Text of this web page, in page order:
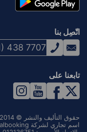
اتّصِل بنا
438 7707
تابعنا على